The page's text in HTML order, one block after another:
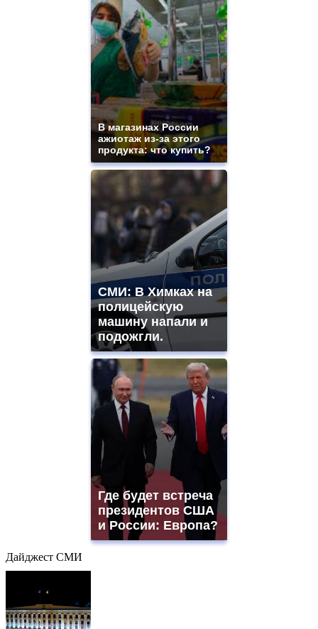
В магазинах России
ажиотаж из-за этого
продукта: что купить?
СМИ: В Химках на
полицейскую
машину напали и
подожгли.
Где будет встреча
президентов США
и России: Европа?
Дайджест СМИ